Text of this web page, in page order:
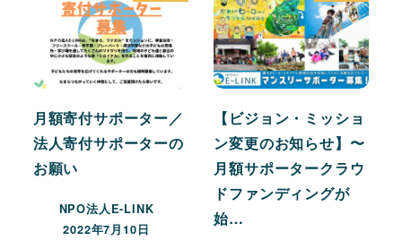
月額寄付サポーター／
法人寄付サポーターの
お願い
NPO法人E-LINK
2022年7月10日
【ビジョン・ミッショ
ン変更のお知らせ】〜
月額サポータークラウ
ドファンディングが
始…